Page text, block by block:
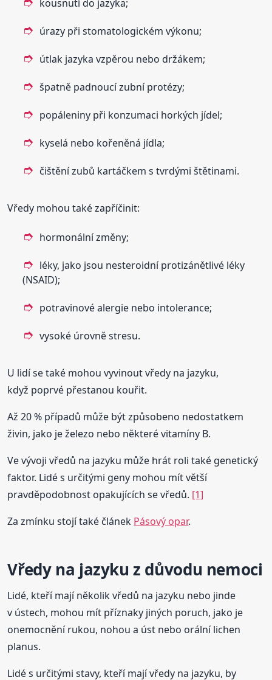
kousnutí do jazyka;
úrazy při stomatologickém výkonu;
útlak jazyka vzpěrou nebo držákem;
špatně padnoucí zubní protézy;
popáleniny při konzumaci horkých jídel;
kyselá nebo kořeněná jídla;
čištění zubů kartáčkem s tvrdými štětinami.
Vředy mohou také zapříčinit:
hormonální změny;
léky, jako jsou nesteroidní protizánětlivé léky
(NSAID);
potravinové alergie nebo intolerance;
vysoké úrovně stresu.
U lidí se také mohou vyvinout vředy na jazyku,
když poprvé přestanou kouřit.
Až 20 % případů může být způsobeno nedostatkem
živin, jako je železo nebo některé vitamíny B.
Ve vývoji vředů na jazyku může hrát roli také genetický
faktor. Lidé s určitými geny mohou mít větší
pravděpodobnost opakujících se vředů. [1]
Za zmínku stojí také článek Pásový opar.
Vředy na jazyku z důvodu nemoci
Lidé, kteří mají několik vředů na jazyku nebo jinde
v ústech, mohou mít příznaky jiných poruch, jako je
onemocnění rukou, nohou a úst nebo orální lichen
planus.
Lidé s určitými stavy, kteří mají vředy na jazyku, by